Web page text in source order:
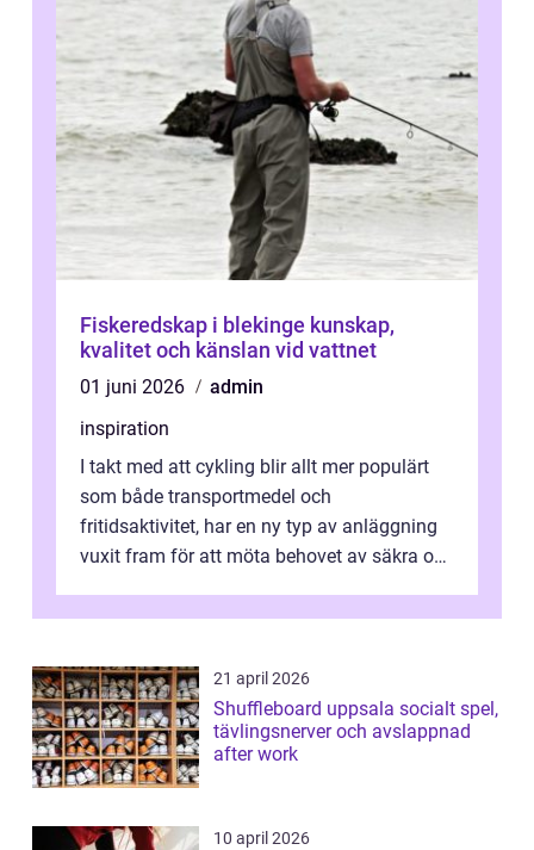
Fiskeredskap i blekinge kunskap,
kvalitet och känslan vid vattnet
01 juni 2026
admin
inspiration
I takt med att cykling blir allt mer populärt
som både transportmedel och
fritidsaktivitet, har en ny typ av anläggning
vuxit fram för att möta behovet av säkra och
21 april 2026
Shuffleboard uppsala socialt spel,
tävlingsnerver och avslappnad
after work
10 april 2026